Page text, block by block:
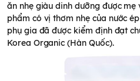
ăn nhẹ giàu dinh dưỡng được mẹ
phẩm có vị thơm nhẹ của nước
phụ gia đã được kiểm định đạt
Korea Organic (Hàn Quốc).